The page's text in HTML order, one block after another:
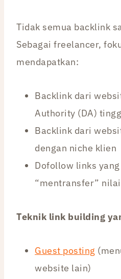
Tidak semua backlink
Sebagai freelancer,
mendapatkan:
Backlink dari
Authority (DA)
Backlink dari
dengan niche klien
Dofollow links
“mentransfer”
Teknik link building
Guest posting
website lain)